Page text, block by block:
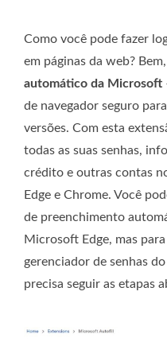
Como você pode fazer
em páginas da web?
automático da Microsoft
de navegador seguro
versões. Com esta
todas as suas senhas,
crédito e outras contas
Edge e Chrome. Você
de preenchimento
Microsoft Edge, mas
gerenciador de senhas
precisa seguir as etapas